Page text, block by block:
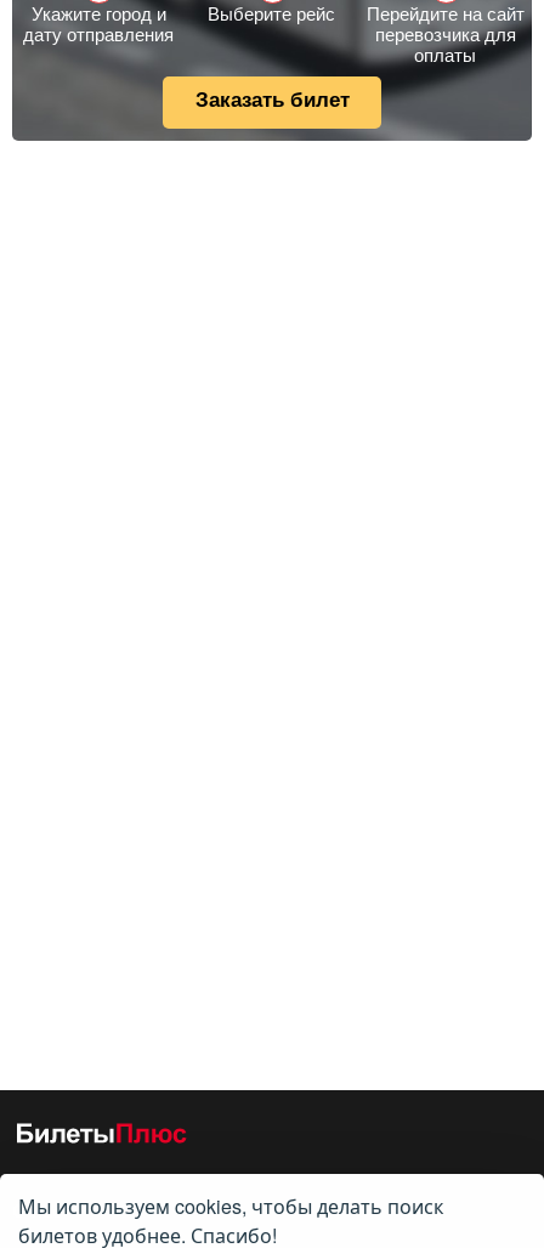
Укажите город и
дату отправления
Выберите рейс
Перейдите на сайт
перевозчика для
оплаты
Заказать билет
О нас
Мы используем cookies, чтобы делать поиск
билетов удобнее. Спасибо!